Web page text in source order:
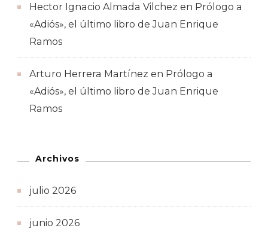
Hector Ignacio Almada Vilchez en Prólogo a
«Adiós», el último libro de Juan Enrique
Ramos
Arturo Herrera Martínez en Prólogo a
«Adiós», el último libro de Juan Enrique
Ramos
Archivos
julio 2026
junio 2026